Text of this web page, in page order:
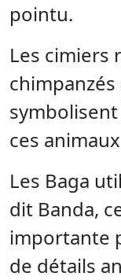
pointu.
Les cimiers
ces
Les Baga
dit Banda,
importante
de détails